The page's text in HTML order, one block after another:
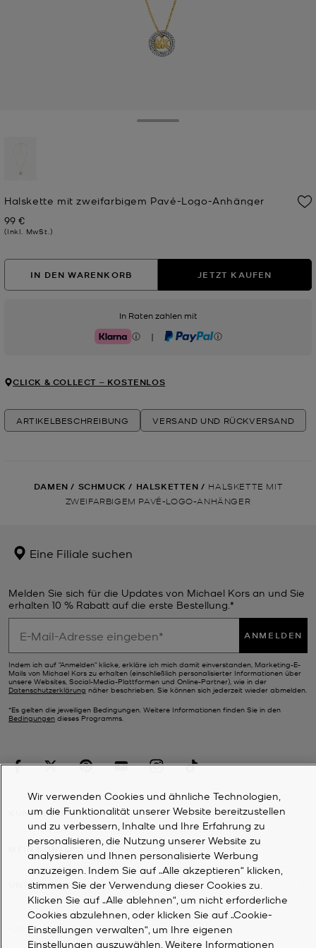
Halskette mit zweifarbigem Pavé-Logo-Anhänger
Jetzt
99 €
(Inkl. MwSt.)
IN DEN WARENKORB JETZT KAUFEN
In Raten zahlen mit
Klarna | PayPal
CLICK & COLLECT ‒ KOSTENLOS
ARTIKELBESCHREIBUNG VERSAND UND RÜCKVERSAND
DAMEN / SCHMUCK / HALSKETTEN / HALSKETTE MIT
ZWEIFARBIGEM PAVÉ-LOGO-ANHÄNGER
Eine Filiale suchen
Melden Sie sich für die Updates von Michael Kors an und Sie
erhalten 10 % Rabatt auf die erste Bestellung.*
ANMELDEN
Indem ich auf "Anmelden" klicke, erkläre ich mich damit einverstanden, Marketing-E-
Mails von Michael Kors zu erhalten (einschließlich personalisierter Informationen über
unsere Websites, Social-Media-Plattformen und Online-Partner), wie in der
Datenschutzerklärung näher beschrieben. Sie können sich jederzeit wieder abmelden.
*Es gelten die jeweiligen Bedingungen. Weitere Informationen finden Sie in den
Bedingungen dieses Programms.
KUNDENDIENST
MEIN KONTO
UNTERNEHMEN
2026Michael Kors
Wir verwenden Cookies und ähnliche Technologien,
um die Funktionalität unserer Website bereitzustellen
und zu verbessern, Inhalte und Ihre Erfahrung zu
personalisieren, die Nutzung unserer Website zu
analysieren und Ihnen personalisierte Werbung
anzuzeigen. Indem Sie auf „Alle akzeptieren“ klicken,
stimmen Sie der Verwendung dieser Cookies zu.
Klicken Sie auf „Alle ablehnen“, um nicht erforderliche
Cookies abzulehnen, oder klicken Sie auf „Cookie-
Einstellungen verwalten“, um Ihre eigenen
Einstellungen auszuwählen. Weitere Informationen